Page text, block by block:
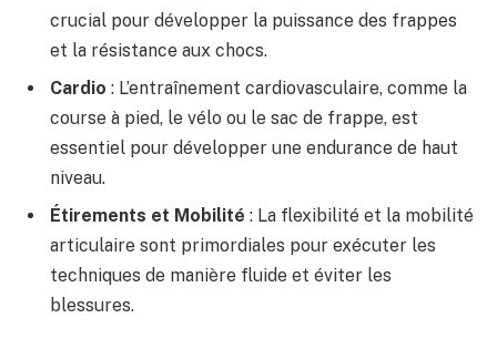
crucial pour développer la puissance des frappes
et la résistance aux chocs.
Cardio : L’entraînement cardiovasculaire, comme la
course à pied, le vélo ou le sac de frappe, est
essentiel pour développer une endurance de haut
niveau.
Étirements et Mobilité : La flexibilité et la mobilité
articulaire sont primordiales pour exécuter les
techniques de manière fluide et éviter les
blessures.